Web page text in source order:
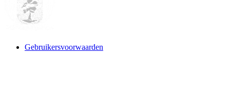
Gebruikersvoorwaarden